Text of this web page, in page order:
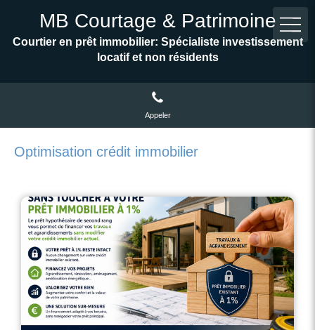
MB Courtage & Patrimoine
Courtier en prêt immobilier: Spécialiste investissement
locatif et non résidents
Appeler
Optimisation crédit immobilier